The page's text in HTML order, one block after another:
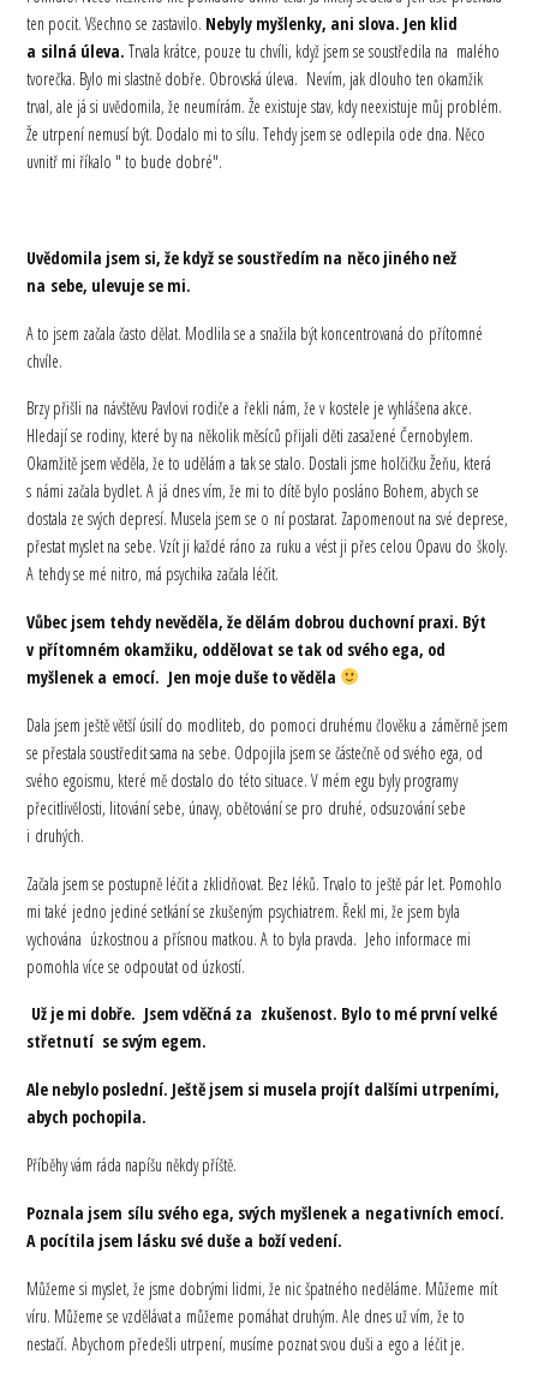
ten pocit. Všechno se zastavilo. Nebyly myšlenky, ani slova. Jen klid
a silná úleva. Trvala krátce, pouze tu chvíli, když jsem se soustředila na malého
tvorečka. Bylo mi slastně dobře. Obrovská úleva. Nevím, jak dlouho ten okamžik
trval, ale já si uvědomila, že neumírám. Že existuje stav, kdy neexistuje můj problém.
Že utrpení nemusí být. Dodalo mi to sílu. Tehdy jsem se odlepila ode dna. Něco
uvnitř mi říkalo " to bude dobré".
Uvědomila jsem si, že když se soustředím na něco jiného než
na sebe, ulevuje se mi.
A to jsem začala často dělat. Modlila se a snažila být koncentrovaná do přítomné
chvíle.
Brzy přišli na návštěvu Pavlovi rodiče a řekli nám, že v kostele je vyhlášena akce.
Hledají se rodiny, které by na několik měsíců přijali děti zasažené Černobylem.
Okamžitě jsem věděla, že to udělám a tak se stalo. Dostali jsme holčičku Žeňu, která
s námi začala bydlet. A já dnes vím, že mi to dítě bylo posláno Bohem, abych se
dostala ze svých depresí. Musela jsem se o ní postarat. Zapomenout na své deprese,
přestat myslet na sebe. Vzít ji každé ráno za ruku a vést ji přes celou Opavu do školy.
A tehdy se mé nitro, má psychika začala léčit.
Vůbec jsem tehdy nevěděla, že dělám dobrou duchovní praxi. Být
v přítomném okamžiku, oddělovat se tak od svého ega, od
myšlenek a emocí. Jen moje duše to věděla
Dala jsem ještě větší úsilí do modliteb, do pomoci druhému člověku a záměrně jsem
se přestala soustředit sama na sebe. Odpojila jsem se částečně od svého ega, od
svého egoismu, které mě dostalo do této situace. V mém egu byly programy
přecitlivělosti, litování sebe, únavy, obětování se pro druhé, odsuzování sebe
i druhých.
Začala jsem se postupně léčit a zklidňovat. Bez léků. Trvalo to ještě pár let. Pomohlo
mi také jedno jediné setkání se zkušeným psychiatrem. Řekl mi, že jsem byla
vychována úzkostnou a přísnou matkou. A to byla pravda. Jeho informace mi
pomohla více se odpoutat od úzkostí.
Už je mi dobře. Jsem vděčná za zkušenost. Bylo to mé první velké
střetnutí se svým egem.
Ale nebylo poslední. Ještě jsem si musela projít dalšími utrpeními,
abych pochopila.
Příběhy vám ráda napíšu někdy příště.
Poznala jsem sílu svého ega, svých myšlenek a negativních emocí.
A pocítila jsem lásku své duše a boží vedení.
Můžeme si myslet, že jsme dobrými lidmi, že nic špatného neděláme. Můžeme mít
víru. Můžeme se vzdělávat a můžeme pomáhat druhým. Ale dnes už vím, že to
nestačí. Abychom předešli utrpení, musíme poznat svou duši a ego a léčit je.